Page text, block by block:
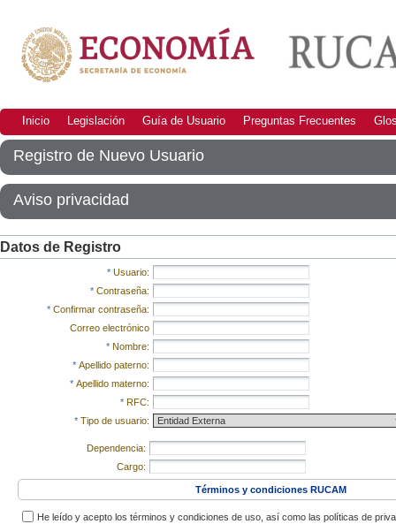
Inicio Legislación Guía de Usuario Preguntas Frecuentes
Registro de Nuevo Usuario
Aviso privacidad
Datos de Registro
* Usuario:
* Contraseña:
* Confirmar contraseña:
Correo electrónico
* Nombre:
* Apellido paterno:
* Apellido materno:
* RFC:
* Tipo de usuario:
Dependencia:
Cargo:
Términos y condiciones RUCAM
He leído y acepto los términos y condiciones de uso, así como las políticas de